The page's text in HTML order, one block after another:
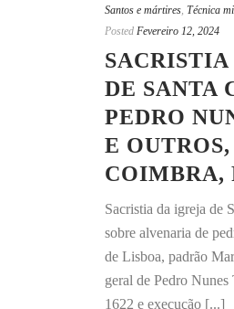
Santos e mártires, Técnica
Posted Fevereiro 12, 2024
DE SANTA
PEDRO
E OUTROS,
COIMBRA,
Sacristia da igreja de
sobre alvenaria de
de Lisboa, padrão
geral de Pedro
1622 e execução [...]